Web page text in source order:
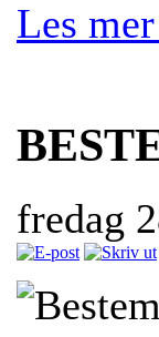
Les
fredag